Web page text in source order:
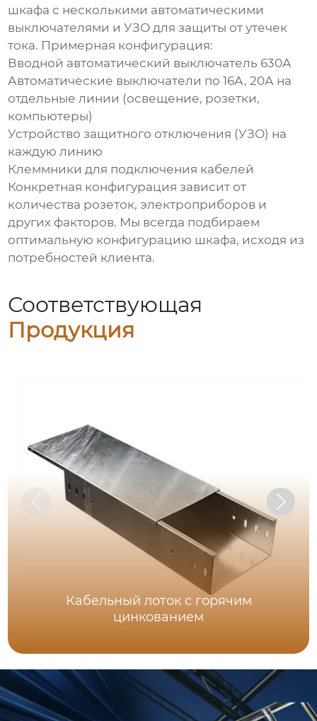
шкафа с несколькими автоматическими
выключателями и УЗО для защиты от утечек
тока. Примерная конфигурация:
Вводной автоматический выключатель 630А
Автоматические выключатели по 16А, 20А на
отдельные линии (освещение, розетки,
компьютеры)
Устройство защитного отключения (УЗО) на
каждую линию
Клеммники для подключения кабелей
Конкретная конфигурация зависит от
количества розеток, электроприборов и
других факторов. Мы всегда подбираем
оптимальную конфигурацию шкафа, исходя из
потребностей клиента.
Соответствующая
Продукция
Кабельный лоток с горячим
цинкованием